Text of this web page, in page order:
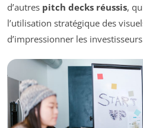
d’autres pitch decks réussis,
l’utilisation stratégique des
d’impressionner les